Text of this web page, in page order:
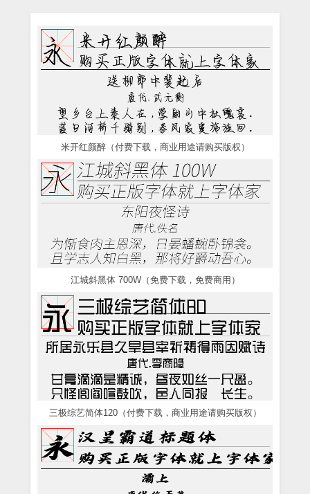
米开红颜醉（付费下载，商业用途请购买版权）
江城斜黑体 700W（免费下载，免费商用）
三极综艺简体120（付费下载，商业用途请购买版权）